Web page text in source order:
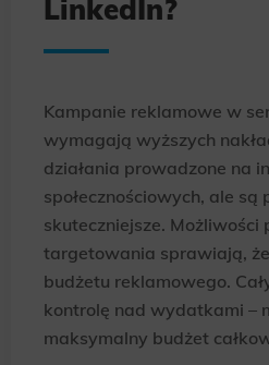
LinkedIn?
Kampanie reklamowe w
wymagają wyższych
działania prowadzone na
społecznościowych, ale są
skuteczniejsze. Możliwości
targetowania sprawiają,
budżetu reklamowego.
kontrolę nad wydatkami –
maksymalny budżet